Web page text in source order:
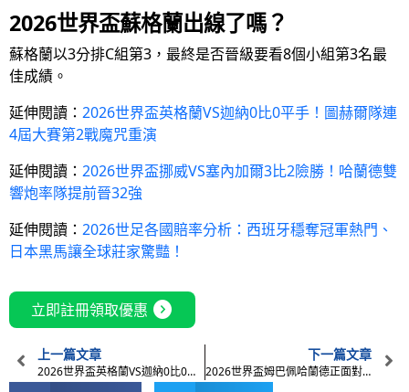
2026世界盃蘇格蘭出線了嗎？
蘇格蘭以3分排C組第3，最終是否晉級要看8個小組第3名最
佳成績。
延伸閱讀： 2026世界盃英格蘭VS迦納0比0平手！圖赫爾隊連
4屆大賽第2戰魔咒重演
延伸閱讀： 2026世界盃挪威VS塞內加爾3比2險勝！哈蘭德雙
響炮率隊提前晉32強
延伸閱讀： 2026世足各國賠率分析：西班牙穩奪冠軍熱門、
日本黑馬讓全球莊家驚豔！
立即註冊領取優惠 expand_circle_right
上一篇文章
2026世界盃英格蘭VS迦納0比0平手！圖赫爾隊連4屆大賽第2戰魔咒重演
下一篇文章
2026世界盃姆巴佩哈蘭德正面對決：忍者龜和魔人普烏誰更難擋？